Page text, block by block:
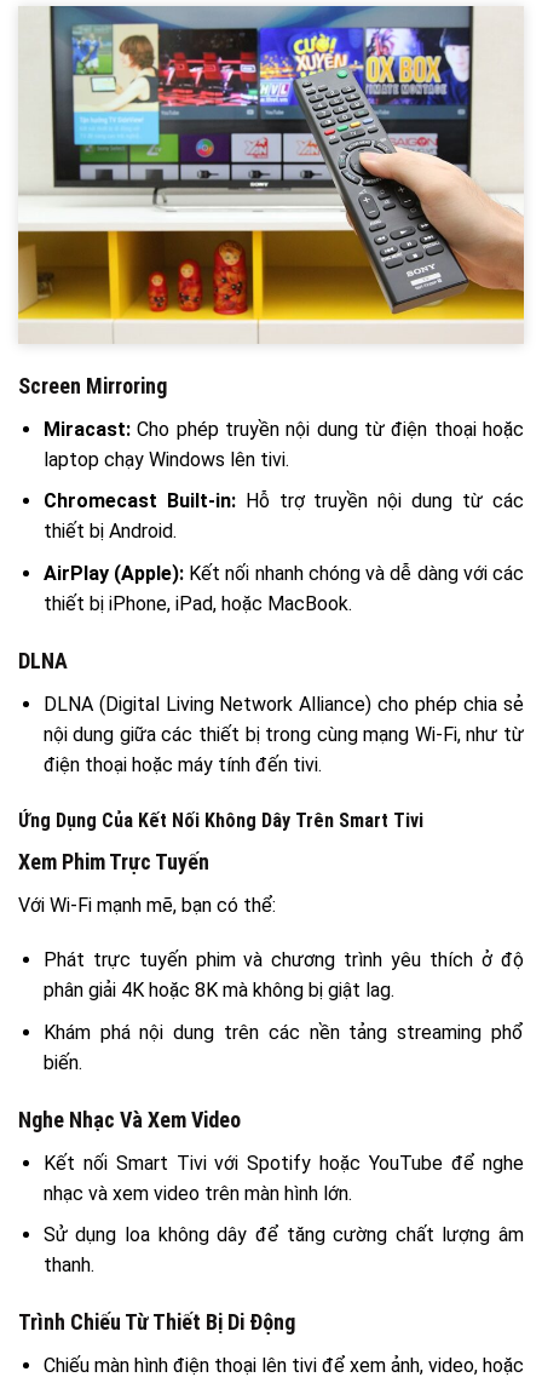
Screen Mirroring
Miracast:Cho phép truyền nội dung từ điện thoại hoặc
laptop chạy Windows lên tivi.
Chromecast Built-in:Hỗ trợ truyền nội dung từ các
thiết bị Android.
AirPlay (Apple): Kết nối nhanh chóng và dễ dàng với các
thiết bị iPhone, iPad, hoặc MacBook.
DLNA
DLNA (Digital Living Network Alliance) cho phép chia sẻ
nội dung giữa các thiết bị trong cùng mạng Wi-Fi, như từ
điện thoại hoặc máy tính đến tivi.
Ứng Dụng Của Kết Nối Không Dây Trên Smart Tivi
Xem Phim Trực Tuyến
Với Wi-Fi mạnh mẽ, bạn có thể:
Phát trực tuyến phim và chương trình yêu thích ở độ
phân giải 4K hoặc 8K mà không bị giật lag.
Khám phá nội dung trên các nền tảng streaming phổ
biến.
Nghe Nhạc Và Xem Video
Kết nối Smart Tivi với Spotify hoặc YouTube để nghe
nhạc và xem video trên màn hình lớn.
Sử dụng loa không dây để tăng cường chất lượng âm
thanh.
Trình Chiếu Từ Thiết Bị Di Động
Chiếu màn hình điện thoại lên tivi để xem ảnh, video, hoặc